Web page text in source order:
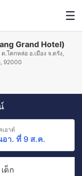
Grand Hotel)
โคกหล่อ อ.เมือง จ.ตรัง,
, 92000
เอาต์
อา. ที่ 9 ส.ค.
เด็ก